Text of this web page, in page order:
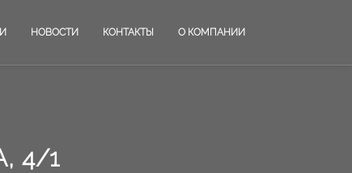
НОВОСТИ КОНТАКТЫ О КОМПАНИИ
4/1